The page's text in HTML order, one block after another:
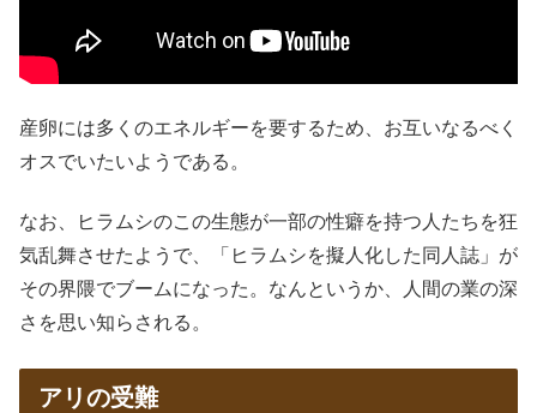
産卵には多くのエネルギーを要するため、お互いなるべく
オスでいたいようである。
なお、ヒラムシのこの生態が一部の性癖を持つ人たちを狂
気乱舞させたようで、「ヒラムシを擬人化した同人誌」が
その界隈でブームになった。なんというか、人間の業の深
さを思い知らされる。
アリの受難